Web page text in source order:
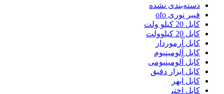
دسته‌بندی نشده
فیبر نوری ofo
کابل 20 کیلو ولت
کابل 20 کیلوولت
کابل آرموردار
کابل آلومینیوم
کابل آلومینیومی
کابل ابزار دقیق
کابل ابهر
کابل اختر